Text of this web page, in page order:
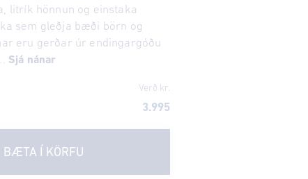
litrík hönnun og einstaka
sem gleðja bæði börn og
eru gerðar úr endingargóðu
Sjá nánar
Verð kr.
3.995
BÆTA Í KÖRFU